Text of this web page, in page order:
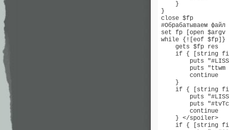
    }
}
close $fp
#Обрабатываем файл
set fp [open
while {![eof $fp]}
    gets $fp res
if { [string
    }
if { [string
    } </spoiler>
if { [string